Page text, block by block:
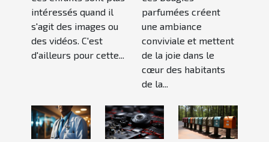
intéressés quand il
s'agit des images ou
des vidéos. C'est
d'ailleurs pour cette...
parfumées créent
une ambiance
conviviale et mettent
de la joie dans le
cœur des habitants
de la...